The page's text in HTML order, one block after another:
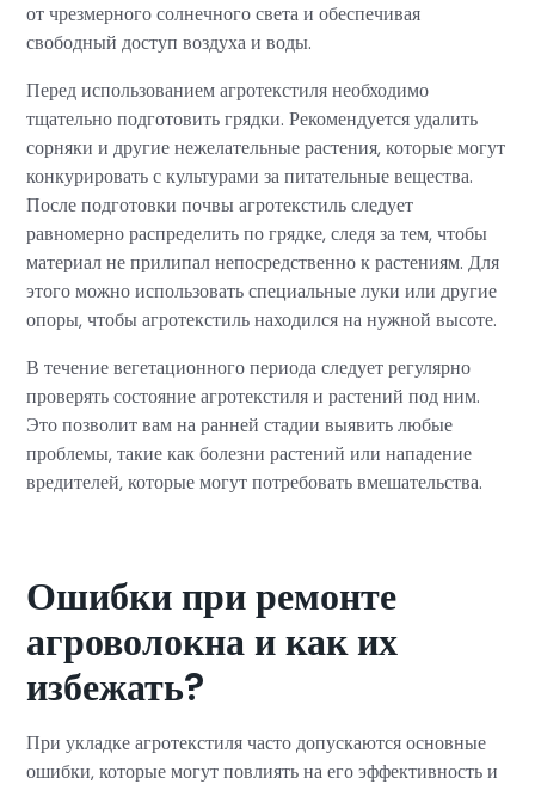
от чрезмерного солнечного света и обеспечивая
свободный доступ воздуха и воды.
Перед использованием агротекстиля необходимо
тщательно подготовить грядки. Рекомендуется удалить
сорняки и другие нежелательные растения, которые могут
конкурировать с культурами за питательные вещества.
После подготовки почвы агротекстиль следует
равномерно распределить по грядке, следя за тем, чтобы
материал не прилипал непосредственно к растениям. Для
этого можно использовать специальные луки или другие
опоры, чтобы агротекстиль находился на нужной высоте.
В течение вегетационного периода следует регулярно
проверять состояние агротекстиля и растений под ним.
Это позволит вам на ранней стадии выявить любые
проблемы, такие как болезни растений или нападение
вредителей, которые могут потребовать вмешательства.
Ошибки при ремонте
агроволокна и как их
избежать?
При укладке агротекстиля часто допускаются основные
ошибки, которые могут повлиять на его эффективность и